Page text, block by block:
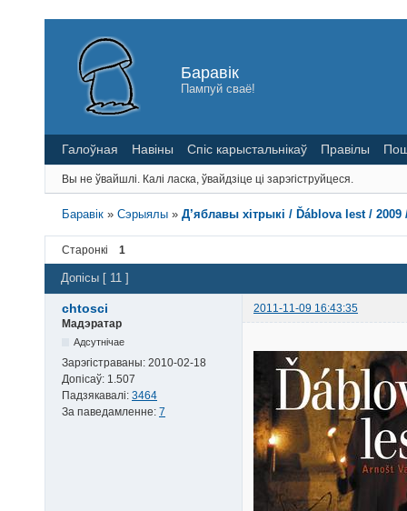
Баравік
Пампуй сваё!
Галоўная Навіны Спіс карыстальнікаў Правілы
Вы не ўвайшлі. Калі ласка, ўвайдзіце ці зарэгіструйцеся.
Баравік »Сэрыялы »Д’яблавы хітрыкі / Ďáblova lest / 2009
Старонкі 1
Допісы [ 11 ]
chtosci
2011-11-09 16:43:35
Мадэратар
Адсутнічае
Зарэгістраваны: 2010-02-18
Допісаў: 1.507
Падзякавалі: 3464
За паведамленне: 7